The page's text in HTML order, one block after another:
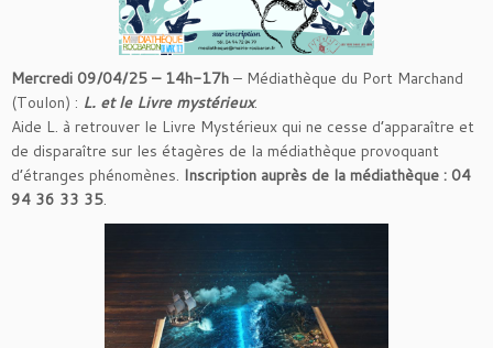
Mercredi 09/04/25 – 14h-17h – Médiathèque du Port Marchand
(Toulon) : L. et le Livre mystérieux.
Aide L. à retrouver le Livre Mystérieux qui ne cesse d’apparaître et
de disparaître sur les étagères de la médiathèque provoquant
d’étranges phénomènes. Inscription auprès de la médiathèque : 04
94 36 33 35.